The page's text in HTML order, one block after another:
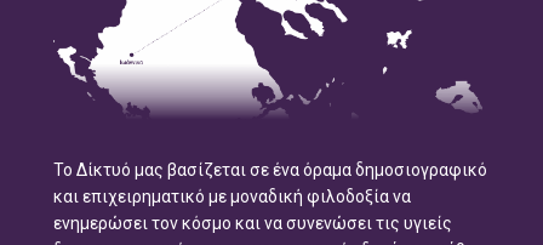
Το Δίκτυό μας βασίζεται σε ένα όραμα δημοσιογραφικό
και επιχειρηματικό με μοναδική φιλοδοξία να
ενημερώσει τον κόσμο και να συνενώσει τις υγιείς